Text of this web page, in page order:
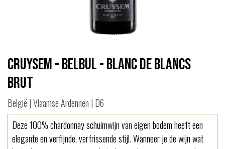
Cruysem - BelBul - Blanc de Blancs
Brut
België | Vlaamse Ardennen | D6
Deze 100% chardonnay schuimwijn van eigen bodem heeft een
elegante en verfijnde, verfrissende stijl. Wanneer je de wijn wat